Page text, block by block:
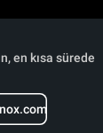
en kısa sürede